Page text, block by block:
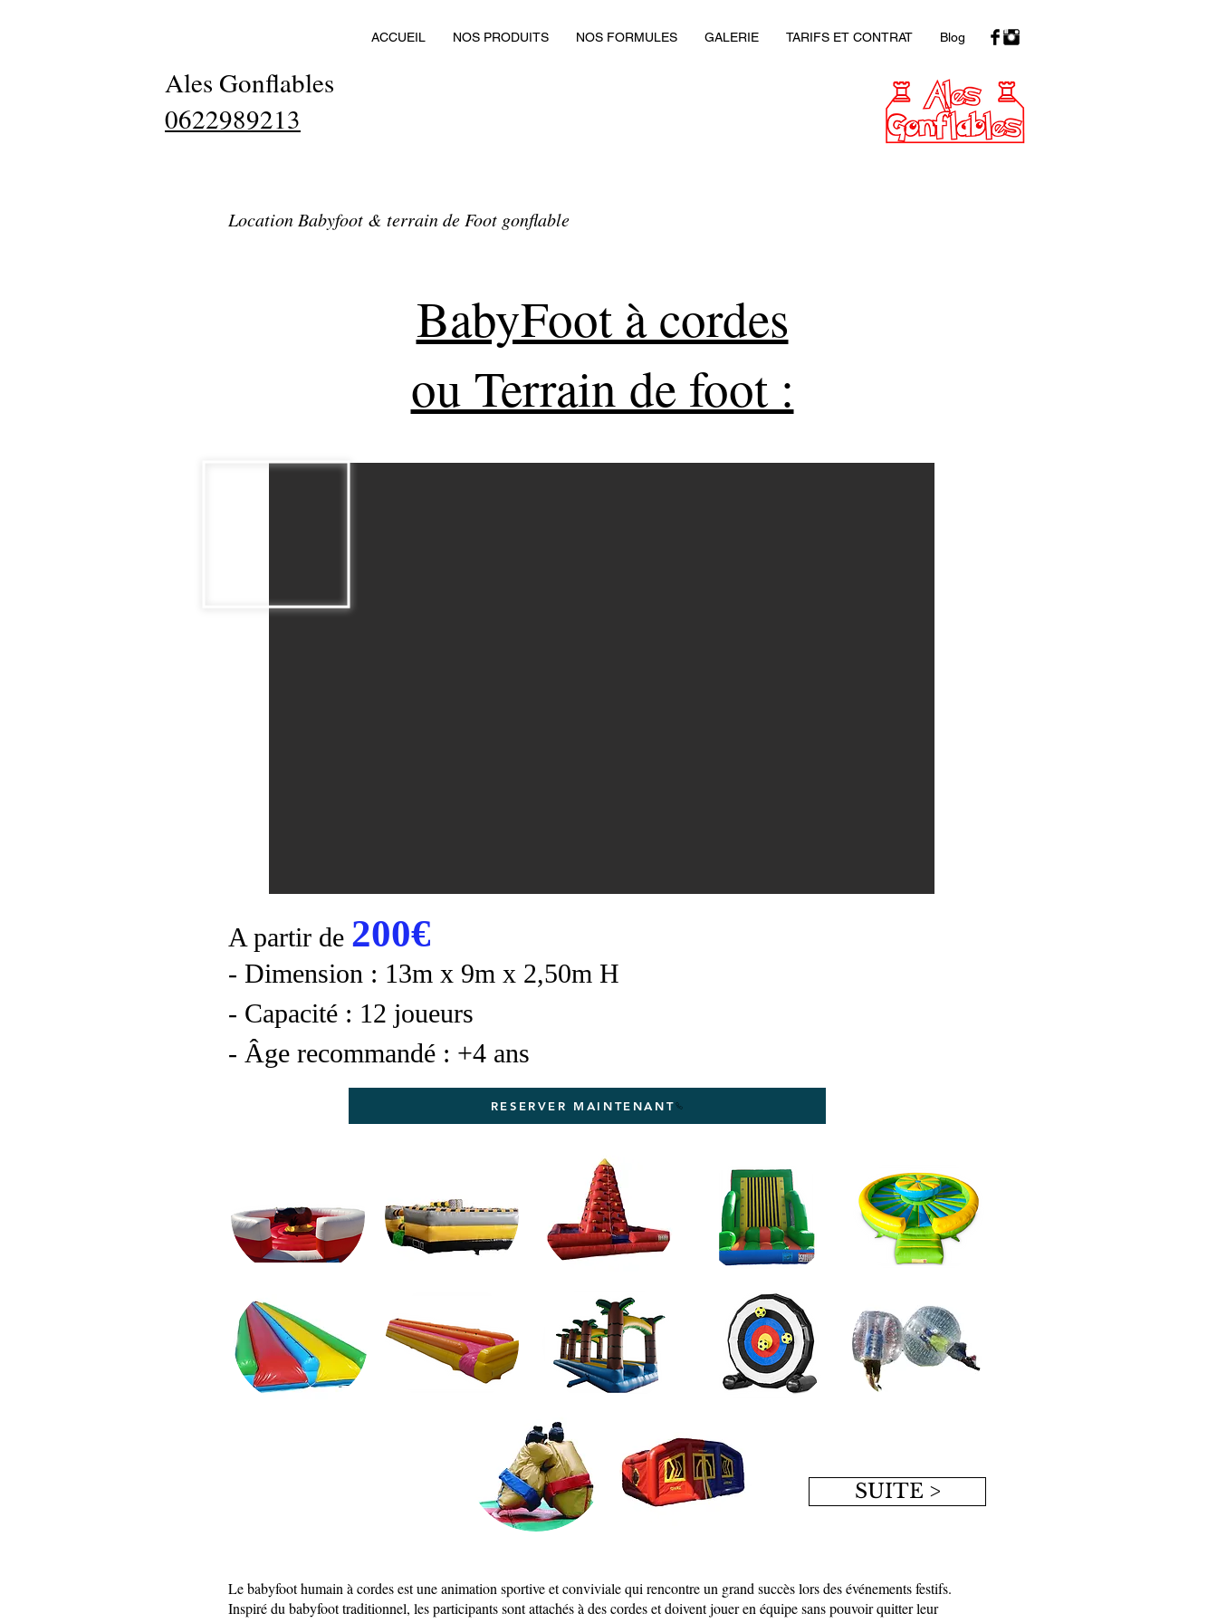
ACCUEIL NOS PRODUITS NOS FORMULES GALERIE TARIFS ET CONTRAT Blog
Ales Gonflables
0622989213
Location Babyfoot & terrain de Foot gonflable
BabyFoot à cordes
ou Terrain de foot :
A partir de 200€
- Dimension : 13m x 9m x 2,50m H
- Capacité : 12 joueurs
- Âge recommandé : +4 ans
RESERVER MAINTENANT
SUITE >
Le babyfoot humain à cordes est une animation sportive et conviviale qui rencontre un grand succès lors des événements festifs.
Inspiré du babyfoot traditionnel, les participants sont attachés à des cordes et doivent jouer en équipe sans pouvoir quitter leur